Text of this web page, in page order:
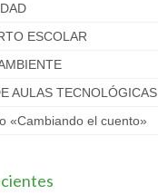
ESCOLAR
AULAS TECNOLÓGICAS
«Cambiando el cuento»